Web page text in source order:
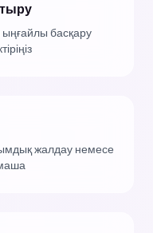
басқару
жалдау немесе